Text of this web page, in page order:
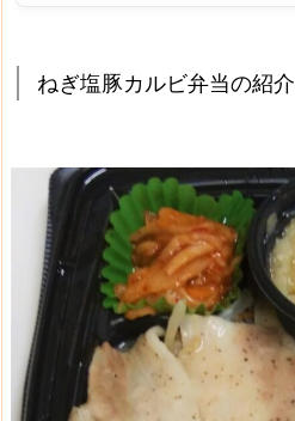
ねぎ塩豚カルビ弁当の紹介